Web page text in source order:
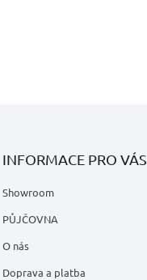
INFORMACE PRO VÁS
Showroom
PŮJČOVNA
O nás
Doprava a platba